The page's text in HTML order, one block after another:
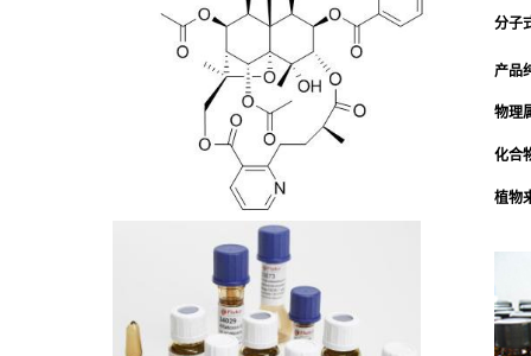
分子
产品
物理
化合
植物